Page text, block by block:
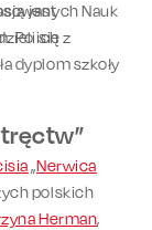
Nauk
Po ich
dyplom szkoły
jest
się z
„Nerwica
polskich
Herman,